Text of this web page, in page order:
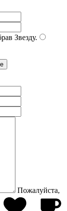
Звезду.
Пожалуйста,